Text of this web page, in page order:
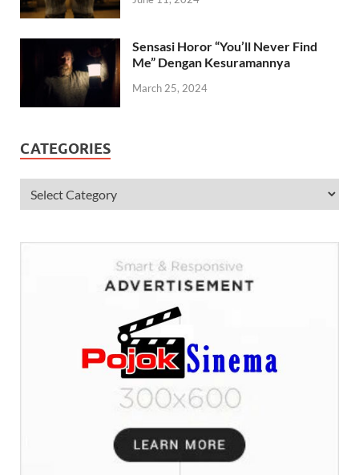
Sensasi Horor “You’ll Never Find
Me” Dengan Kesuramannya
March 25, 2024
CATEGORIES